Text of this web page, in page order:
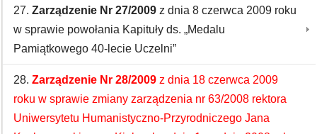
27. Zarządzenie Nr 27/2009 z dnia 8 czerwca 2009 roku
w sprawie powołania Kapituły ds. „Medalu
Pamiątkowego 40-lecie Uczelni”
28. Zarządzenie Nr 28/2009 z dnia 18 czerwca 2009
roku w sprawie zmiany zarządzenia nr 63/2008 rektora
Uniwersytetu Humanistyczno-Przyrodniczego Jana